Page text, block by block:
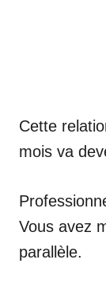
Cette
mois va
Vous avez
parallèle.